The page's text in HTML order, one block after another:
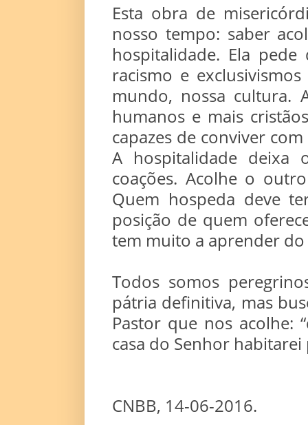
Esta obra de
nosso tempo: saber
hospitalidade. Ela
racismo e
mundo, nossa cultura.
humanos e mais
capazes de conviver
A hospitalidade deixa
coações. Acolhe o
Quem hospeda deve
posição de quem
tem muito a aprender
Todos somos
pátria definitiva, mas
Pastor que nos acolhe:
casa do Senhor
CNBB, 14-06-2016.